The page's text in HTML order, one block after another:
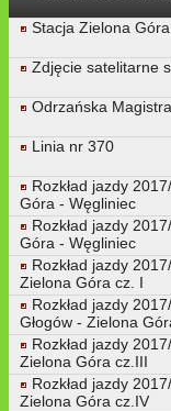
Stacja Zielona Góra
Zdjęcie satelitarne
Odrzańska
Linia nr 370
Rozkład jazdy
Góra - Węgliniec
Rozkład jazdy
Góra - Węgliniec
Rozkład jazdy
Zielona Góra cz. I
Rozkład jazdy
Głogów - Zielona
Rozkład jazdy
Zielona Góra cz.III
Rozkład jazdy
Zielona Góra cz.IV